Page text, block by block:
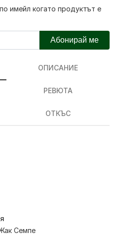
имейл когато продуктът е
Абонирай ме
ОПИСАНИЕ
РЕВЮТА
ОТКЪС
Семпе